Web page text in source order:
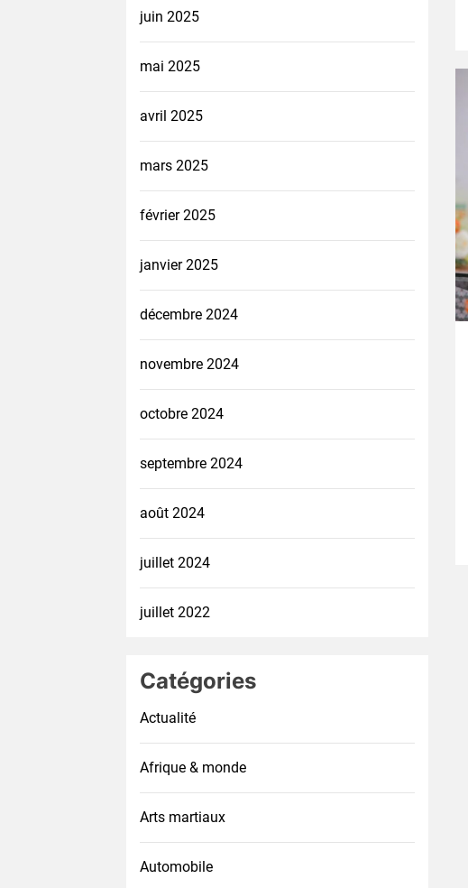
juin 2025
mai 2025
avril 2025
mars 2025
février 2025
janvier 2025
décembre 2024
novembre 2024
octobre 2024
septembre 2024
août 2024
juillet 2024
juillet 2022
Catégories
Actualité
Afrique & monde
Arts martiaux
Automobile